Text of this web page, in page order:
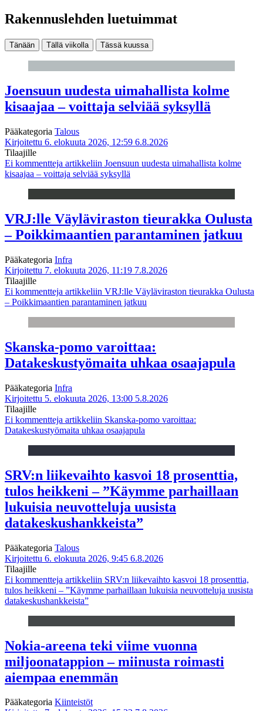
Rakennuslehden luetuimmat
Tänään Tällä viikolla Tässä kuussa
Joensuun uudesta uimahallista kolme
kisaajaa – voittaja selviää syksyllä
Pääkategoria Talous
Kirjoitettu 6. elokuuta 2026, 12:59 6.8.2026
Tilaajille
Ei kommentteja artikkeliin Joensuun uudesta uimahallista kolme
kisaajaa – voittaja selviää syksyllä
VRJ:lle Väyläviraston tieurakka Oulusta
– Poikkimaantien parantaminen jatkuu
Pääkategoria Infra
Kirjoitettu 7. elokuuta 2026, 11:19 7.8.2026
Tilaajille
Ei kommentteja artikkeliin VRJ:lle Väyläviraston tieurakka Oulusta
– Poikkimaantien parantaminen jatkuu
Skanska-pomo varoittaa:
Datakeskustyömaita uhkaa osaajapula
Pääkategoria Infra
Kirjoitettu 5. elokuuta 2026, 13:00 5.8.2026
Tilaajille
Ei kommentteja artikkeliin Skanska-pomo varoittaa:
Datakeskustyömaita uhkaa osaajapula
SRV:n liikevaihto kasvoi 18 prosenttia,
tulos heikkeni – ”Käymme parhaillaan
lukuisia neuvotteluja uusista
datakeskushankkeista”
Pääkategoria Talous
Kirjoitettu 6. elokuuta 2026, 9:45 6.8.2026
Tilaajille
Ei kommentteja artikkeliin SRV:n liikevaihto kasvoi 18 prosenttia,
tulos heikkeni – ”Käymme parhaillaan lukuisia neuvotteluja uusista
datakeskushankkeista”
Nokia-areena teki viime vuonna
miljoonatappion – miinusta roimasti
aiempaa enemmän
Pääkategoria Kiinteistöt